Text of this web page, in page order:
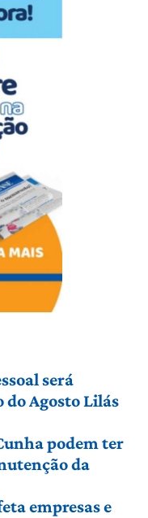
será
do Agosto Lilás
podem ter
da
empresas e